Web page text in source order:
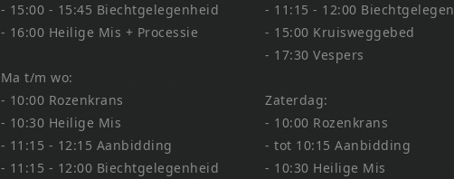
- 15:00 - 15:45 Biechtgelegenheid
- 16:00 Heilige Mis + Processie
Ma t/m wo:
- 10:00 Rozenkrans
- 10:30 Heilige Mis
- 11:15 - 12:15 Aanbidding
- 11:15 - 12:00 Biechtgelegenheid
- 11:15 - 12:00
- 15:00 Kruisweggebed
- 17:30 Vespers
Zaterdag:
- 10:00 Rozenkrans
- tot 10:15 Aanbidding
- 10:30 Heilige Mis